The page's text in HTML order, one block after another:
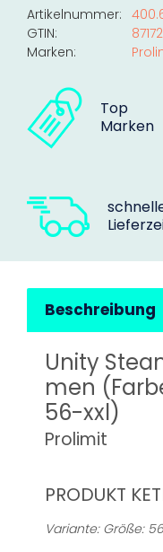
Artikelnummer:
GTIN:
Marken:
Top
Marken
Beschreibung
Unity
men
56-xxl)
Prolimit
PRODUKT
Variante: Größe: